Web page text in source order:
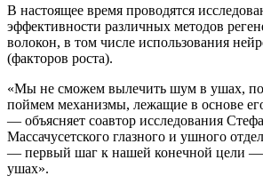
В настоящее время проводятся
эффективности различных методов
волокон, в том числе использования
(факторов роста).
«Мы не сможем вылечить шум в ушах,
поймем механизмы, лежащие в основе
— объясняет соавтор исследования
Массачусетского глазного и ушного
— первый шаг к нашей конечной цели —
ушах».